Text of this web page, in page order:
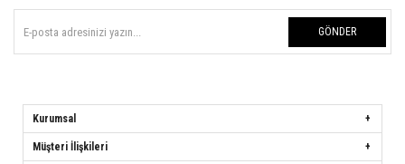
GÖNDER
Kurumsal
Müşteri İlişkileri